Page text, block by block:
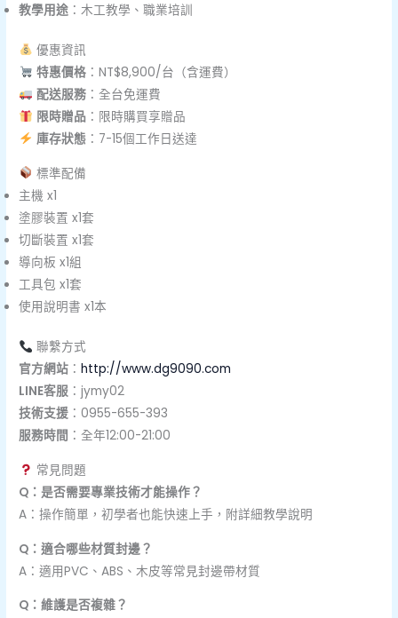
教學用途 ：木工教學、職業培訓
優惠資訊
特惠價格：NT$8,900/台（含運費）
配送服務：全台免運費
限時贈品：限時購買享贈品
庫存狀態：7-15個工作日送達
標準配備
主機 x1
塗膠裝置 x1套
切斷裝置 x1套
導向板 x1組
工具包 x1套
使用說明書 x1本
聯繫方式
官方網站 ：http://www.dg9090.com
LINE客服 ：jymy02
技術支援 ：0955-655-393
服務時間 ：全年12:00-21:00
常見問題
Q：是否需要專業技術才能操作？
A：操作簡單，初學者也能快速上手，附詳細教學說明
Q：適合哪些材質封邊？
A：適用PVC、ABS、木皮等常見封邊帶材質
Q：維護是否複雜？